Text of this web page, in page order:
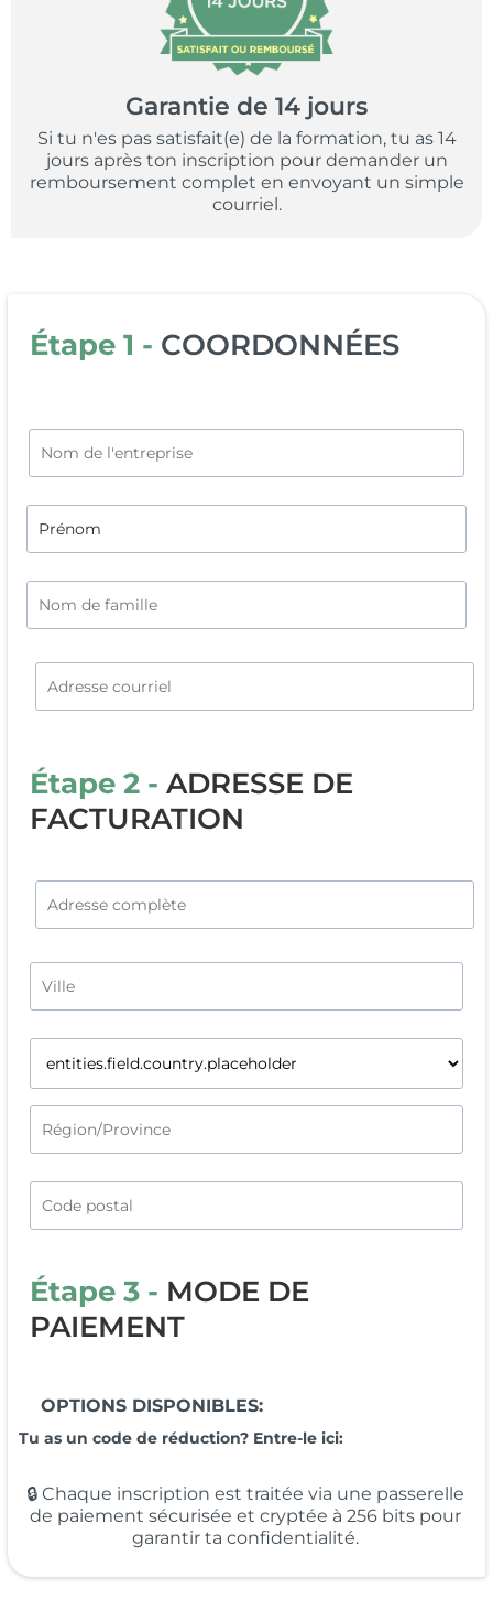
Garantie de 14 jours
Si tu n'es pas satisfait(e) de la formation, tu as 14
jours après ton inscription pour demander un
remboursement complet en envoyant un simple
courriel.
Étape 1 - COORDONNÉES
Étape 2 - ADRESSE DE
FACTURATION
Étape 3 - MODE DE
PAIEMENT
OPTIONS DISPONIBLES:
Tu as un code de réduction? Entre-le ici:
🔒 Chaque inscription est traitée via une passerelle
de paiement sécurisée et cryptée à 256 bits pour
garantir ta confidentialité.